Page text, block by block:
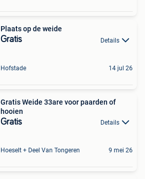
Plaats op de weide
Gratis Details
Hofstade 14 jul 26
Gratis Weide 33are voor paarden of
hooien
Gratis Details
Hoeselt + Deel Van Tongeren 9 mei 26